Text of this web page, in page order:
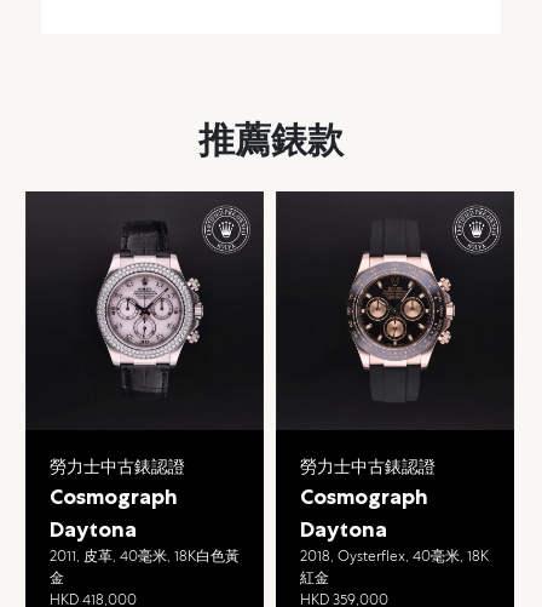
推薦錶款
勞力士中古錶認證
Cosmograph
Daytona
2011, 皮革, 40毫米, 18K白色黃
金
HKD 418,000
勞力士中古錶認證
Cosmograph
Daytona
2018, Oysterflex, 40毫米, 18K
紅金
HKD 359,000